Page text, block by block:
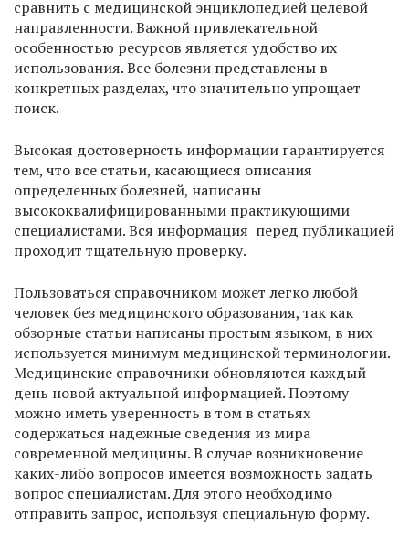
сравнить с медицинской энциклопедией целевой
направленности. Важной привлекательной
особенностью ресурсов является удобство их
использования. Все болезни представлены в
конкретных разделах, что значительно упрощает
поиск.
Высокая достоверность информации гарантируется
тем, что все статьи, касающиеся описания
определенных болезней, написаны
высококвалифицированными практикующими
специалистами. Вся информация перед публикацией
проходит тщательную проверку.
Пользоваться справочником может легко любой
человек без медицинского образования, так как
обзорные статьи написаны простым языком, в них
используется минимум медицинской терминологии.
Медицинские справочники обновляются каждый
день новой актуальной информацией. Поэтому
можно иметь уверенность в том в статьях
содержаться надежные сведения из мира
современной медицины. В случае возникновение
каких-либо вопросов имеется возможность задать
вопрос специалистам. Для этого необходимо
отправить запрос, используя специальную форму.